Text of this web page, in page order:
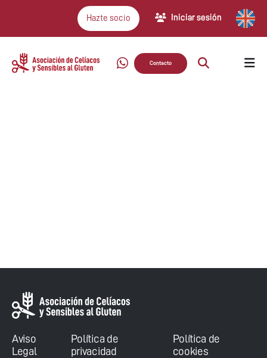
Hazte socio Iniciar sesión
Contacto
Aviso
Legal
Política de
privacidad
Política de
cookies